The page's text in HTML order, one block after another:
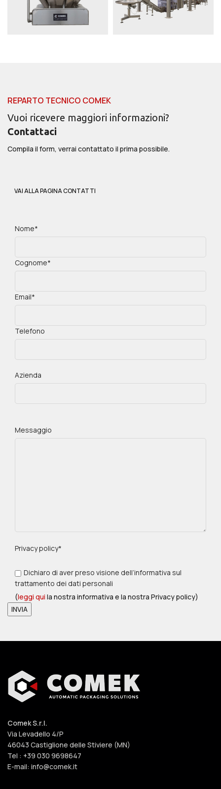
REPARTO TECNICO COMEK
Vuoi ricevere maggiori informazioni?
Contattaci
Compila il form, verrai contattato il prima possibile.
VAI ALLA PAGINA CONTATTI
Nome*
Cognome*
Email*
Telefono
Azienda
Messaggio
Privacy policy*
Dichiaro di aver preso visione dell’informativa sul
trattamento dei dati personali
(leggi qui la nostra informativa e la nostra Privacy policy)
Comek S.r.l.
Via Levadello 4/P
46043 Castiglione delle Stiviere (MN)
Tel : +39 030 9698647
E-mail: info@comek.it